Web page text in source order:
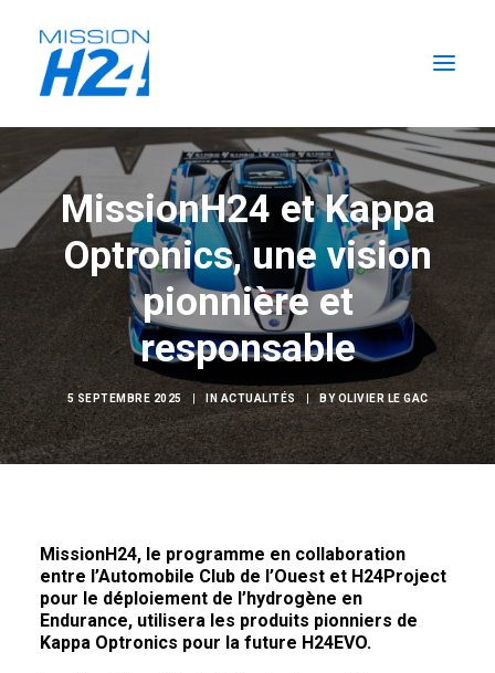
ACCUEIL
LES ACTUALITÉS
LA MISSION
L’ÉCURIE
FORMATIONS H2
RECHERCHER
FR
MissionH24 et Kappa
Optronics, une vision
pionnière et
responsable
5 SEPTEMBRE 2025 IN ACTUALITÉS BYOLIVIER LE GAC
MissionH24, le programme en collaboration
entre l’Automobile Club de l’Ouest et H24Project
pour le déploiement de l’hydrogène en
Endurance, utilisera les produits pionniers de
Kappa Optronics pour la future H24EVO.